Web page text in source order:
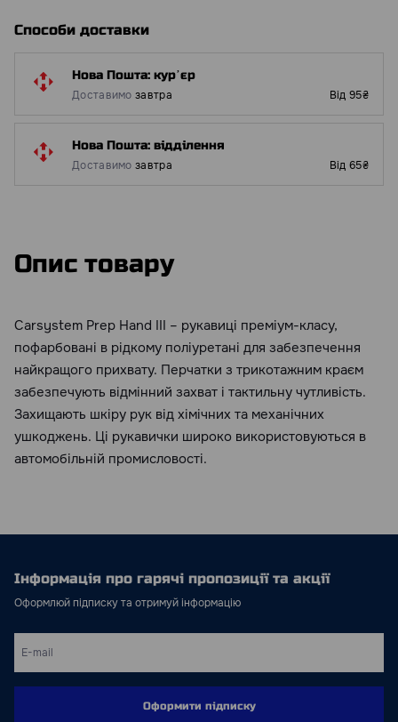
Способи доставки
Нова Пошта: курʼєр
Доставимо завтра Від 95₴
Нова Пошта: відділення
Доставимо завтра Від 65₴
Опис товару
Carsystem Prep Hand III – рукавиці преміум-класу,
пофарбовані в рідкому поліуретані для забезпечення
найкращого прихвату. Перчатки з трикотажним краєм
забезпечують відмінний захват і тактильну чутливість.
Захищають шкіру рук від хімічних та механічних
ушкоджень. Ці рукавички широко використовуються в
автомобільній промисловості.
Інформація про гарячі пропозиції та акції
Оформлюй підписку та отримуй інформацію
Оформити підписку